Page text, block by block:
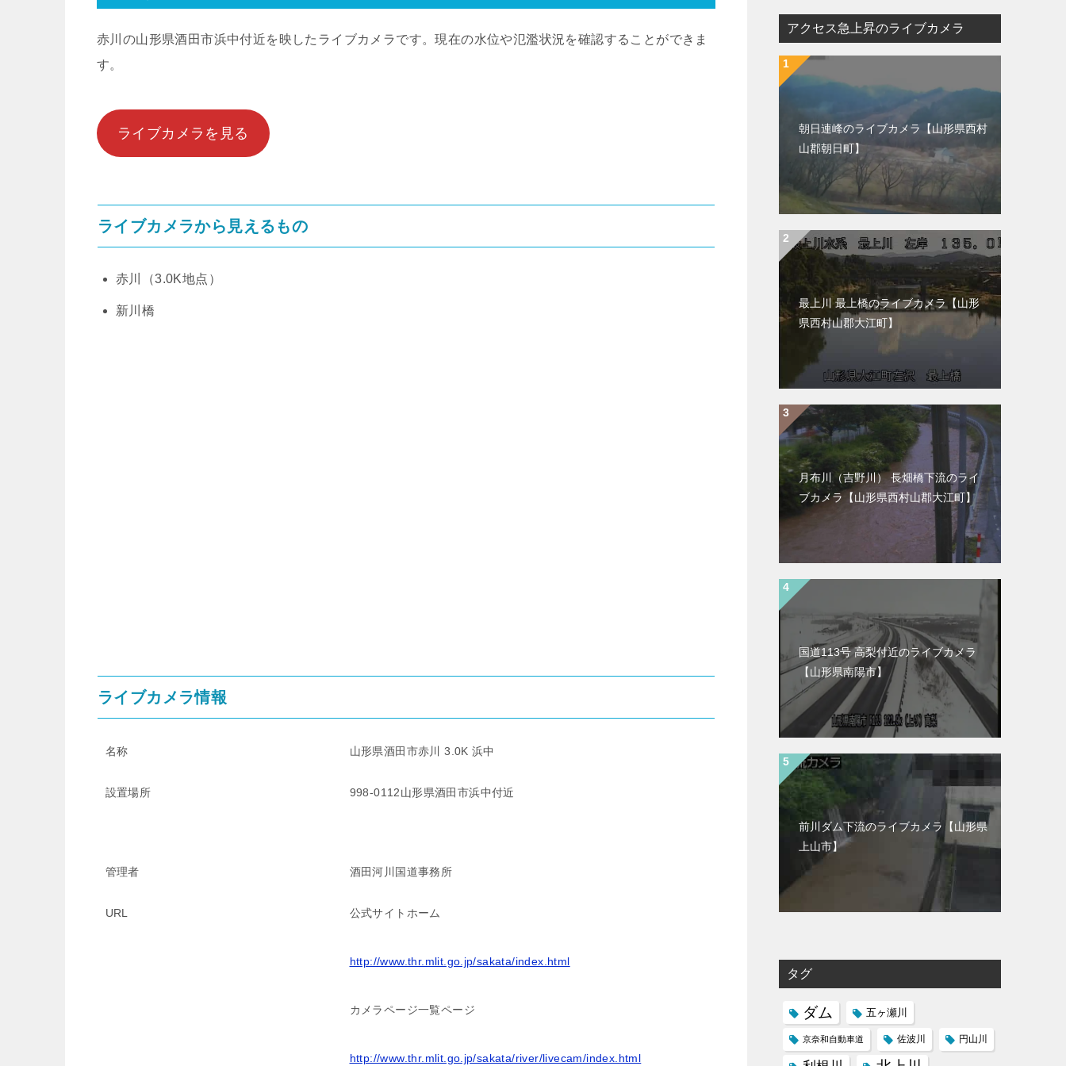
赤川の山形県酒田市浜中付近を映したライブカメラです。現在の水位や氾濫状況を確認することができま
す。
ライブカメラを見る
ライブカメラから見えるもの
赤川（3.0K地点）
新川橋
ライブカメラ情報
名称 山形県酒田市赤川 3.0K 浜中
設置場所 998-0112山形県酒田市浜中付近
管理者 酒田河川国道事務所
URL 公式サイトホーム
http://www.thr.mlit.go.jp/sakata/index.html
カメラページ一覧ページ
http://www.thr.mlit.go.jp/sakata/river/livecam/index.html
アクセス急上昇のライブカメラ
朝日連峰のライブカメラ【山形県西村
山郡朝日町】
最上川 最上橋のライブカメラ【山形
県西村山郡大江町】
月布川（吉野川） 長畑橋下流のライ
ブカメラ【山形県西村山郡大江町】
国道113号 高梨付近のライブカメラ
【山形県南陽市】
前川ダム下流のライブカメラ【山形県
上山市】
タグ
ダム 五ヶ瀬川
京奈和自動車道 佐波川 円山川